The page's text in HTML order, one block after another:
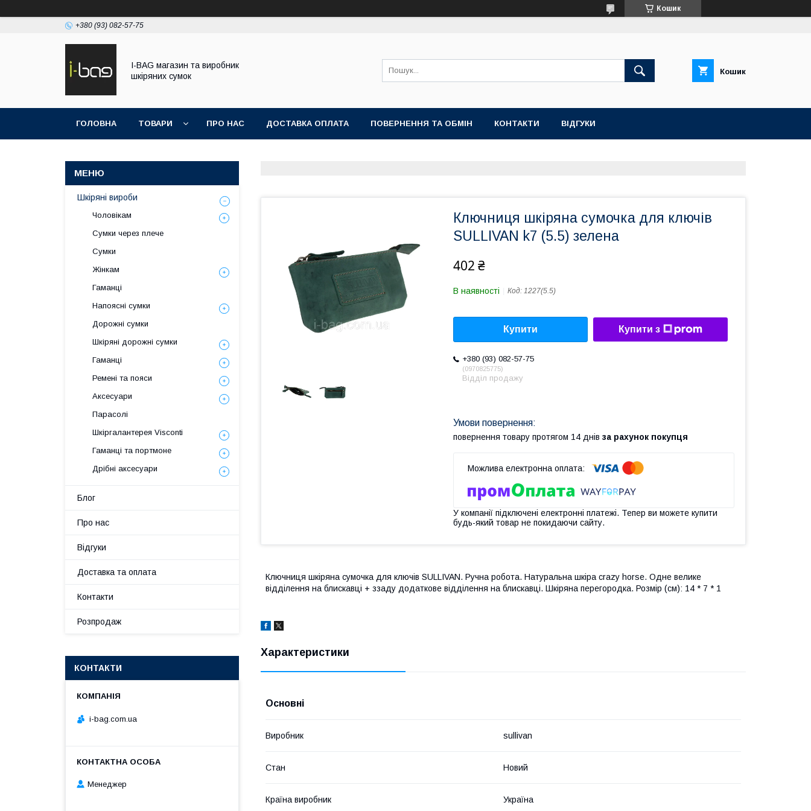
Кошик
+380 (93) 082-57-75
I-BAG магазин та виробник
шкіряних сумок
Кошик
ГОЛОВНА ТОВАРИ ПРО НАС ДОСТАВКА ОПЛАТА ПОВЕРНЕННЯ ТА ОБМІН КОНТАКТИ ВІДГУКИ
Ключниця шкіряна сумочка для ключів
SULLIVAN k7 (5.5) зелена
402 ₴
В наявності Код: 1227(5.5)
Купити Купити з
+380 (93) 082-57-75
0970825775
Відділ продажу
повернення товару протягом 14 днів за рахунок покупця
У компанії підключені електронні платежі. Тепер ви можете купити
будь-який товар не покидаючи сайту.
Ключниця шкіряна сумочка для ключів SULLIVAN. Ручна робота. Натуральна шкіра crazy horse. Одне велике
відділення на блискавці + ззаду додаткове відділення на блискавці. Шкіряна перегородка. Розмір (см): 14 * 7 * 1
Характеристики
Основні
Виробник sullivan
Стан Новий
Країна виробник Україна
Шкіряні вироби
Чоловікам
Сумки через плече
Сумки
Жінкам
Гаманці
Напоясні сумки
Дорожні сумки
Шкіряні дорожні сумки
Гаманці
Ремені та пояси
Аксесуари
Парасолі
Шкіргалантерея Visconti
Гаманці та портмоне
Дрібні аксесуари
Блог
Про нас
Відгуки
Доставка та оплата
Контакти
Розпродаж
КОНТАКТИ
i-bag.com.ua
Менеджер